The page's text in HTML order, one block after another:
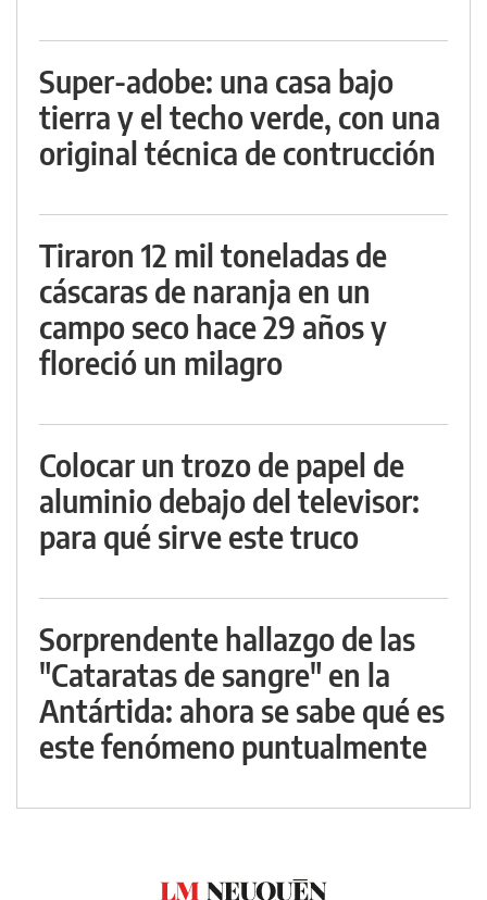
Super-adobe: una casa bajo
tierra y el techo verde, con una
original técnica de contrucción
Tiraron 12 mil toneladas de
cáscaras de naranja en un
campo seco hace 29 años y
floreció un milagro
Colocar un trozo de papel de
aluminio debajo del televisor:
para qué sirve este truco
Sorprendente hallazgo de las
"Cataratas de sangre" en la
Antártida: ahora se sabe qué es
este fenómeno puntualmente